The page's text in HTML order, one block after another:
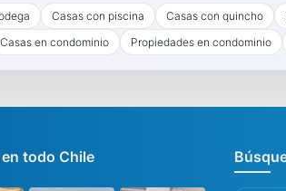
Casas con piscina Casas con quincho
Casas en condominio Propiedades en condominio
todo Chile